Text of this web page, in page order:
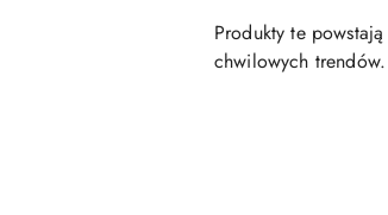
Produkty te
chwilowych trendów.